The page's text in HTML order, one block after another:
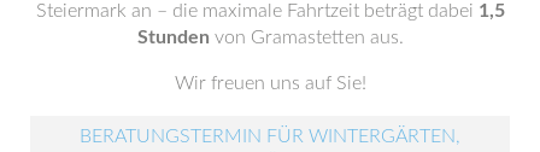
Steiermark an – die maximale Fahrtzeit beträgt dabei 1,5
Stunden von Gramastetten aus.
Wir freuen uns auf Sie!
BERATUNGSTERMIN FÜR WINTERGÄRTEN,